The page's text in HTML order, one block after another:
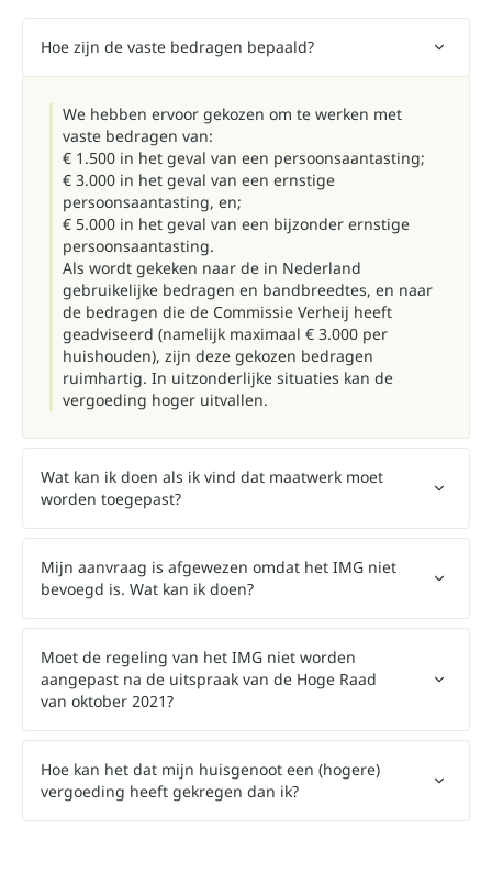
Hoe zijn de vaste bedragen bepaald?
We hebben ervoor gekozen om te werken met
vaste bedragen van:
€ 1.500 in het geval van een persoonsaantasting;
€ 3.000 in het geval van een ernstige
persoonsaantasting, en;
€ 5.000 in het geval van een bijzonder ernstige
persoonsaantasting.
Als wordt gekeken naar de in Nederland
gebruikelijke bedragen en bandbreedtes, en naar
de bedragen die de Commissie Verheij heeft
geadviseerd (namelijk maximaal € 3.000 per
huishouden), zijn deze gekozen bedragen
ruimhartig. In uitzonderlijke situaties kan de
vergoeding hoger uitvallen.
Wat kan ik doen als ik vind dat maatwerk moet
worden toegepast?
Mijn aanvraag is afgewezen omdat het IMG niet
bevoegd is. Wat kan ik doen?
Moet de regeling van het IMG niet worden
aangepast na de uitspraak van de Hoge Raad
van oktober 2021?
Hoe kan het dat mijn huisgenoot een (hogere)
vergoeding heeft gekregen dan ik?